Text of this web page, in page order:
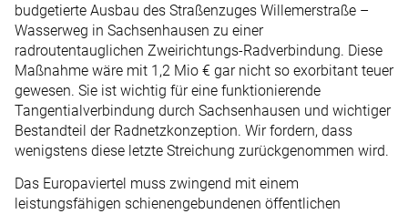
budgetierte Ausbau des Straßenzuges Willemerstraße –
Wasserweg in Sachsenhausen zu einer
radroutentauglichen Zweirichtungs-Radverbindung. Diese
Maßnahme wäre mit 1,2 Mio € gar nicht so exorbitant teuer
gewesen. Sie ist wichtig für eine funktionierende
Tangentialverbindung durch Sachsenhausen und wichtiger
Bestandteil der Radnetzkonzeption. Wir fordern, dass
wenigstens diese letzte Streichung zurückgenommen wird.
Das Europaviertel muss zwingend mit einem
leistungsfähigen schienengebundenen öffentlichen